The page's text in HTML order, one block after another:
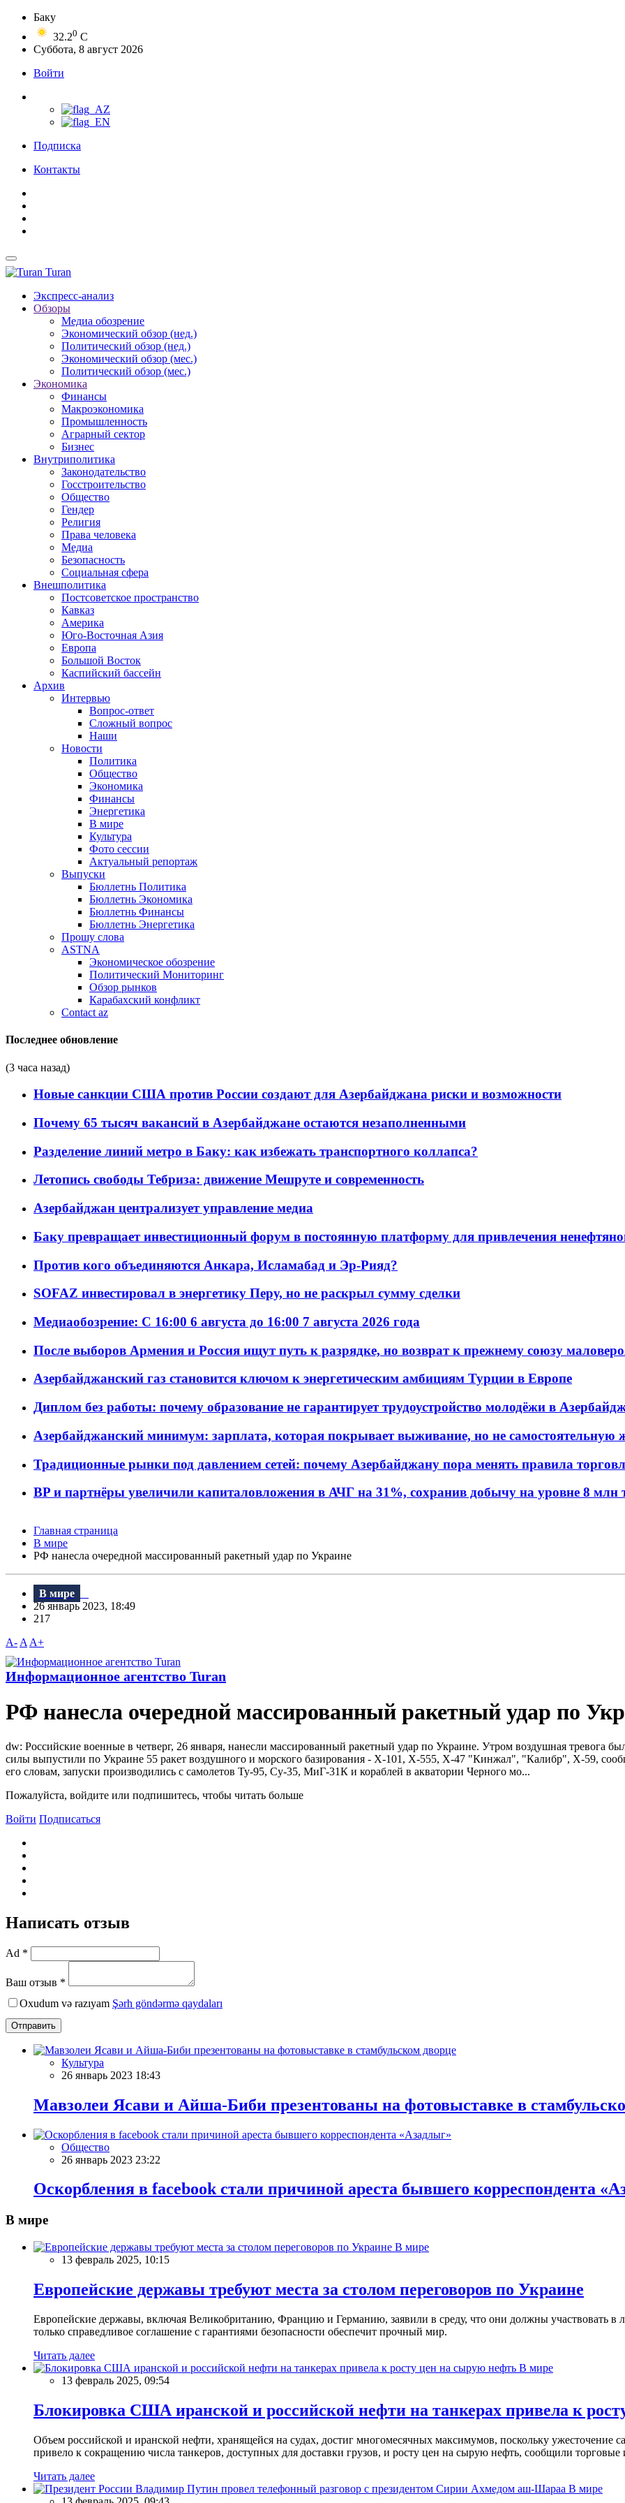
Баку
32.20 C
Суббота, 8 август 2026
Войти
Подписка
Контакты
Turan
Экспресс-анализ
Обзоры
Медиа обозрение
Экономический обзор (нед.)
Политический обзор (нед.)
Экономический обзор (мес.)
Политический обзор (мес.)
Экономика
Финансы
Макроэкономика
Промышленность
Аграрный сектор
Бизнес
Внутриполитика
Законодательство
Госстроительство
Общество
Гендер
Религия
Права человека
Медиа
Безопасность
Социальная сфера
Внешполитика
Постсоветское пространство
Кавказ
Америка
Юго-Восточная Азия
Европа
Большой Восток
Каспийский бассейн
Архив
Интервью
Вопрос-ответ
Сложный вопрос
Наши
Новости
Политика
Общество
Экономика
Финансы
Энергетика
В мире
Культура
Фото сессии
Актуальный репортаж
Выпуски
Бюллетнь Политика
Бюллетнь Экономика
Бюллетнь Финансы
Бюллетнь Энергетика
Прошу слова
ASTNA
Экономическое обозрение
Политический Мониторинг
Обзор рынков
Карабахский конфликт
Contact az
Последнее обновление
(3 часа назад)
Новые санкции США против России создают для Азербайджана риски и возможности
Почему 65 тысяч вакансий в Азербайджане остаются незаполненными
Разделение линий метро в Баку: как избежать транспортного коллапса?
Летопись свободы Тебриза: движение Мешруте и современность
Азербайджан централизует управление медиа
Баку превращает инвестиционный форум в постоянную платформу для привлечения
Против кого объединяются Анкара, Исламабад и Эр-Рияд?
SOFAZ инвестировал в энергетику Перу, но не раскрыл сумму сделки
Медиаобозрение: С 16:00 6 августа до 16:00 7 августа 2026 года
После выборов Армения и Россия ищут путь к разрядке, но возврат к прежнему союзу
Азербайджанский газ становится ключом к энергетическим амбициям Турции в Европе
Диплом без работы: почему образование не гарантирует трудоустройство молодёжи в
Азербайджанский минимум: зарплата, которая покрывает выживание, но не самостоятельную
Традиционные рынки под давлением сетей: почему Азербайджану пора менять правила
BP и партнёры увеличили капиталовложения в АЧГ на 31%, сохранив добычу на уровне 8 млн
Главная страница
В мире
РФ нанесла очередной массированный ракетный удар по Украине
В мире
26 январь 2023, 18:49
217
A- A A+
Информационное агентство Turan
РФ нанесла очередной массированный ракетный удар по
dw: Российские военные в четверг, 26 января, нанесли массированный ракетный удар по Украине. Утром воздушная тревога
силы выпустили по Украине 55 ракет воздушного и морского базирования - Х-101, Х-555, Х-47 "Кинжал", "Калибр", Х-59,
его словам, запуски производились с самолетов Ту-95, Су-35, МиГ-31К и кораблей в акватории Черного мо...
Пожалуйста, войдите или подпишитесь, чтобы читать больше
Войти Подписаться
Написать отзыв
Ad *
Ваш отзыв *
Oxudum və razıyam Şərh göndərmə qaydaları
Отправить
Культура
26 январь 2023 18:43
Мавзолеи Ясави и Айша-Биби презентованы на фотовыставке в
Общество
26 январь 2023 23:22
Оскорбления в facebook стали причиной ареста бывшего корреспондента
В мире
В мире
13 февраль 2025, 10:15
Европейские державы требуют места за столом переговоров по Украине
Европейские державы, включая Великобританию, Францию и Германию, заявили в среду, что они должны участвовать в
только справедливое соглашение с гарантиями безопасности обеспечит прочный мир.
Читать далее
В мире
13 февраль 2025, 09:54
Блокировка США иранской и российской нефти на танкерах привела к
Объем российской и иранской нефти, хранящейся на судах, достиг многомесячных максимумов, поскольку
привело к сокращению числа танкеров, доступных для доставки грузов, и росту цен на сырую нефть, сообщили торговые
Читать далее
В мире